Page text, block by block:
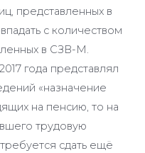
представленных в
с количеством
в СЗВ-М.
года представлял
«назначение
на пенсию, то на
трудовую
сдать ещё